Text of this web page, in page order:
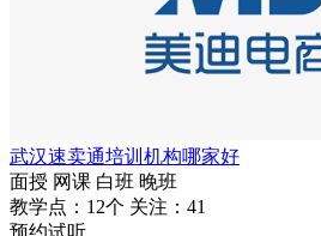
武汉速卖通培训机构哪家好
面授 网课 白班 晚班
教学点：12个 关注：41